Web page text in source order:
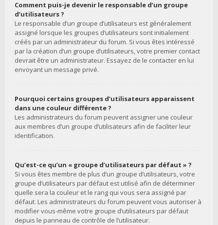
Comment puis-je devenir le responsable d’un groupe
d’utilisateurs ?
Le responsable d’un groupe d’utilisateurs est généralement
assigné lorsque les groupes d’utilisateurs sont initialement
créés par un administrateur du forum. Si vous êtes intéressé
par la création d’un groupe d’utilisateurs, votre premier contact
devrait être un administrateur. Essayez de le contacter en lui
envoyant un message privé.
Pourquoi certains groupes d’utilisateurs apparaissent
dans une couleur différente ?
Les administrateurs du forum peuvent assigner une couleur
aux membres d’un groupe d’utilisateurs afin de faciliter leur
identification.
Qu’est-ce qu’un « groupe d’utilisateurs par défaut » ?
Si vous êtes membre de plus d’un groupe d’utilisateurs, votre
groupe d’utilisateurs par défaut est utilisé afin de déterminer
quelle sera la couleur et le rang qui vous sera assigné par
défaut. Les administrateurs du forum peuvent vous autoriser à
modifier vous-même votre groupe d’utilisateurs par défaut
depuis le panneau de contrôle de l’utilisateur.